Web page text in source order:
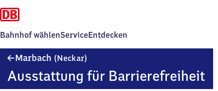
Bahnhof wählenServiceEntdecken
Marbach (Neckar)
Ausstattung für Barrierefreiheit